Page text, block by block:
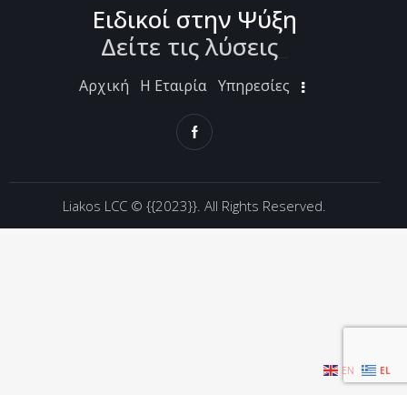
Ειδικοί στην Ψύξη
Δείτε τις λύσεις
Αρχική Η Εταιρία Υπηρεσίες
Liakos LCC © {{2023}}. All Rights Reserved.
EN EL